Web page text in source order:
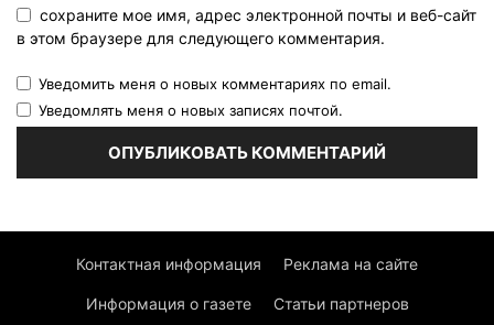
сохраните мое имя, адрес электронной почты и веб-сайт
в этом браузере для следующего комментария.
Уведомить меня о новых комментариях по email.
Уведомлять меня о новых записях почтой.
Контактная информация Реклама на сайте
Информация о газете Статьи партнеров